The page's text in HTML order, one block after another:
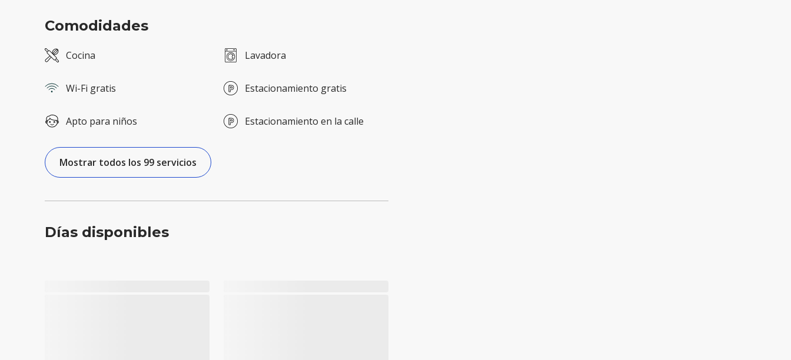
Comodidades
Cocina Lavadora
Wi-Fi gratis Estacionamiento gratis
Apto para niños Estacionamiento en la calle
Mostrar todos los 99 servicios
Días disponibles